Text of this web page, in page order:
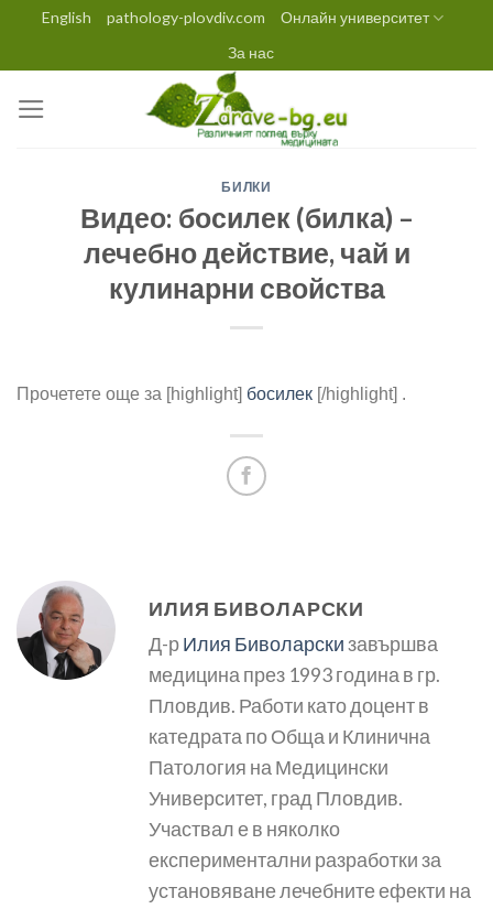
content
English pathology-plovdiv.com
Онлайн университет
За нас
БИЛКИ
Видео: босилек (билка) –
лечебно действие, чай и
кулинарни свойства
Прочетете още за [highlight] босилек [/highlight] .
ИЛИЯ БИВОЛАРСКИ
Д-рИлия Биволарскизавършва
медицина през 1993 година в гр.
Пловдив. Работи като доцент в
катедрата по Обща и Клинична
Патология на Медицински
Университет, град Пловдив.
Участвал е в няколко
експериментални разработки за
установяване лечебните ефекти на